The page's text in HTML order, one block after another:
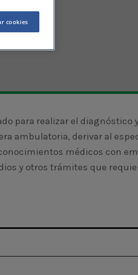
para realizar el diagnóstico
ambulatoria, derivar al
médicos con
y otros trámites que
cookies